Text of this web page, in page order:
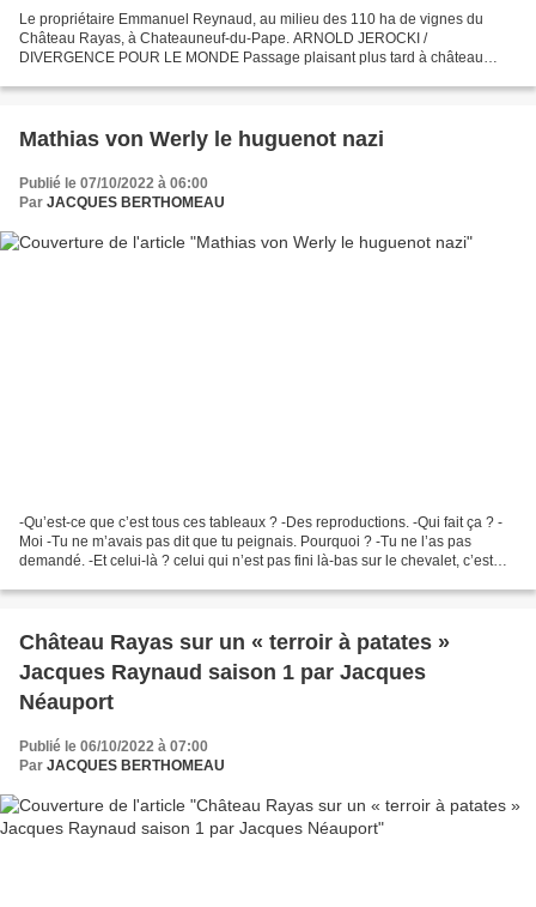
Le propriétaire Emmanuel Reynaud, au milieu des 110 ha de vignes du
Château Rayas, à Chateauneuf-du-Pape. ARNOLD JEROCKI /
DIVERGENCE POUR LE MONDE Passage plaisant plus tard à château
expliquer...
Mathias von Werly le huguenot nazi
Publié le 07/10/2022 à 06:00
Par JACQUES BERTHOMEAU
-Qu’est-ce que c’est tous ces tableaux ? -Des reproductions. -Qui fait ça ? -
Moi -Tu ne m’avais pas dit que tu peignais. Pourquoi ? -Tu ne l’as pas
demandé. -Et celui-là ? celui qui n’est pas fini là-bas sur le chevalet, c’est
Château Rayas sur un « terroir à patates »
Jacques Raynaud saison 1 par Jacques
Néauport
Publié le 06/10/2022 à 07:00
Par JACQUES BERTHOMEAU